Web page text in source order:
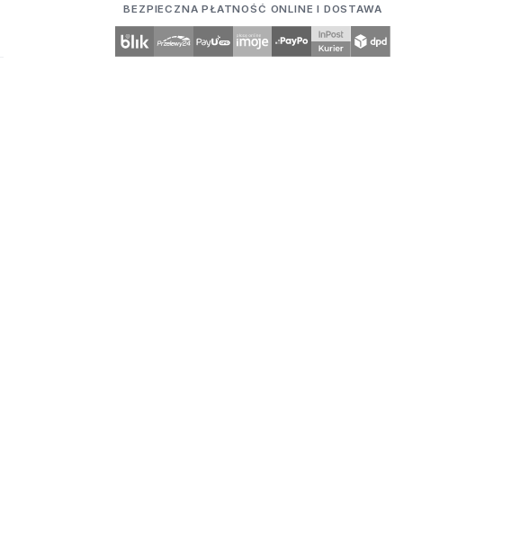
BEZPIECZNA PŁATNOŚĆ ONLINE I DOSTAWA